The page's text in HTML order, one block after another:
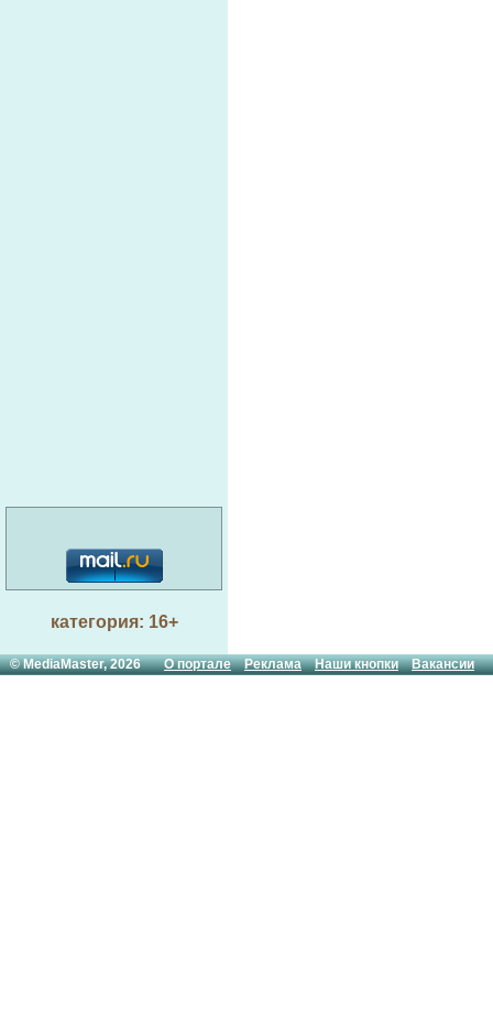
категория: 16+
© MediaMaster, 2026О портале Реклама Наши кнопки Вакансии